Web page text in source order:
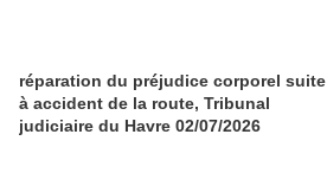
réparation du préjudice corporel suite
à accident de la route, Tribunal
judiciaire du Havre 02/07/2026